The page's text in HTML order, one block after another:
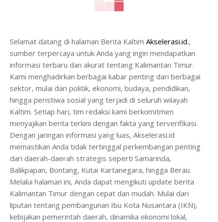
Selamat datang di halaman Berita Kaltim Akselerasi.id.,
sumber terpercaya untuk Anda yang ingin mendapatkan
informasi terbaru dan akurat tentang Kalimantan Timur.
Kami menghadirkan berbagai kabar penting dari berbagai
sektor, mulai dari politik, ekonomi, budaya, pendidikan,
hingga peristiwa sosial yang terjadi di seluruh wilayah
Kaltim. Setiap hari, tim redaksi kami berkomitmen
menyajikan berita terkini dengan fakta yang terverifikasi.
Dengan jaringan informasi yang luas, Akselerasi.id
memastikan Anda tidak tertinggal perkembangan penting
dari daerah-daerah strategis seperti Samarinda,
Balikpapan, Bontang, Kutai Kartanegara, hingga Berau.
Melalui halaman ini, Anda dapat mengikuti update berita
Kalimantan Timur dengan cepat dan mudah. Mulai dari
liputan tentang pembangunan Ibu Kota Nusantara (IKN),
kebijakan pemerintah daerah, dinamika ekonomi lokal,